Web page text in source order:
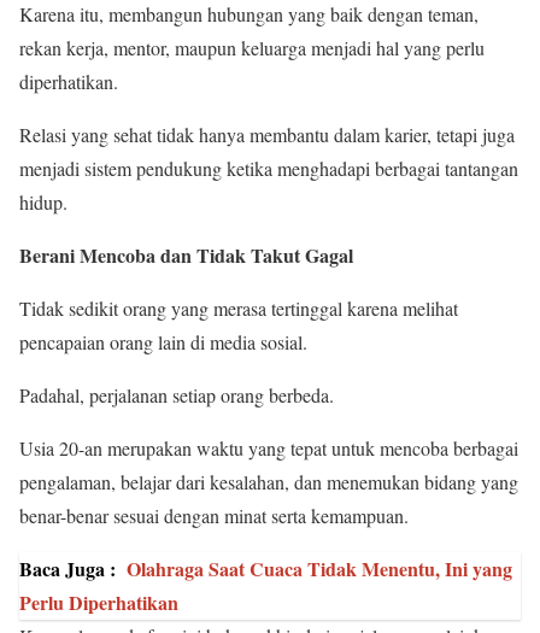
Karena itu, membangun hubungan yang baik dengan teman,
rekan kerja, mentor, maupun keluarga menjadi hal yang perlu
diperhatikan.
Relasi yang sehat tidak hanya membantu dalam karier, tetapi juga
menjadi sistem pendukung ketika menghadapi berbagai tantangan
hidup.
Berani Mencoba dan Tidak Takut Gagal
Tidak sedikit orang yang merasa tertinggal karena melihat
pencapaian orang lain di media sosial.
Padahal, perjalanan setiap orang berbeda.
Usia 20-an merupakan waktu yang tepat untuk mencoba berbagai
pengalaman, belajar dari kesalahan, dan menemukan bidang yang
benar-benar sesuai dengan minat serta kemampuan.
Baca Juga : Olahraga Saat Cuaca Tidak Menentu, Ini yang
Perlu Diperhatikan